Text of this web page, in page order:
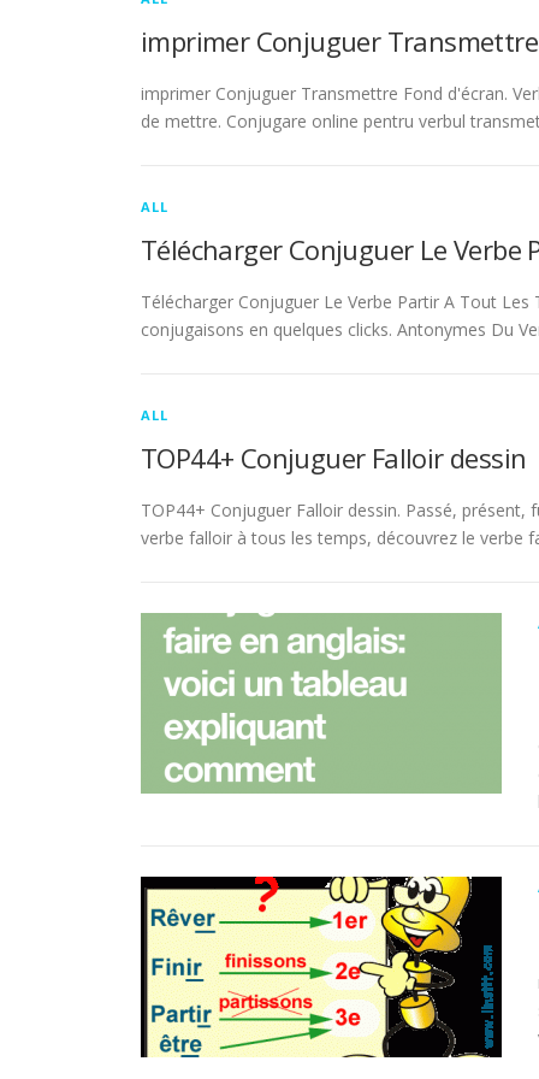
imprimer Conjuguer
imprimer Conjuguer Transmettre Fond d'écran.
de mettre. Conjugare online pentru verbul
ALL
Télécharger Conjuguer Le Verbe
Télécharger Conjuguer Le Verbe Partir A Tout
conjugaisons en quelques clicks. Antonymes Du
ALL
TOP44+ Conjuguer Falloir dessin
TOP44+ Conjuguer Falloir dessin. Passé,
verbe falloir à tous les temps, découvrez le verbe